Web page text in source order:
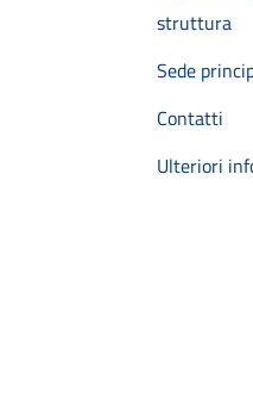
struttura
Sede
Contatti
Ulteriori